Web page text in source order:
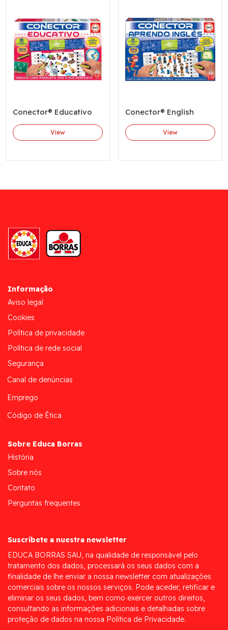
Conector® Educativo
View
Conector® English
View
Informação
Aviso legal
Cookies
Política de privacidade
Política de rede social
Segurança
Canal de denúncias
Emprego
Código de Ética
Sobre Educa Borras
História
Sobre nós
Contato
Perguntas frequentes
Suscríbete a nuestra newsletter
EDUCA BORRAS SAU, na qualidade de responsável pelo
tratamento dos dados, processará os seus dados com a
finalidade de lhe enviar a nossa newsletter com atualizações
comerciais sobre os nossos serviços. Pode aceder, retificar e
eliminar os seus dados, bem como exercer outros direitos,
consultando as informações adicionais e detalhadas sobre
proteção de dados na nossa Política de Privacidade.